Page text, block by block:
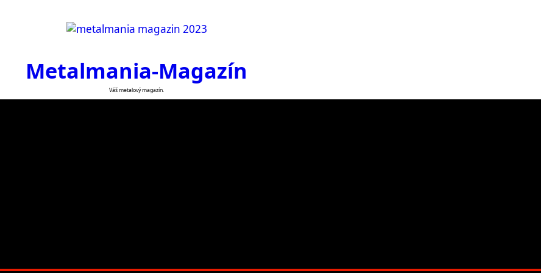
Metalmania-Magazín
Váš metalový magazín.